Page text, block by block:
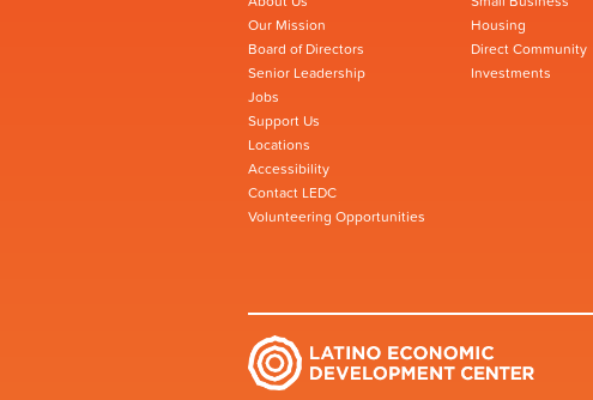
Our Mission
Board of Directors
Senior Leadership
Jobs
Support Us
Locations
Accessibility
Contact LEDC
Volunteering Opportunities
Housing
Direct Community
Investments